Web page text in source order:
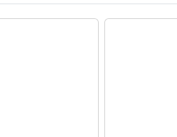
Artikeln.